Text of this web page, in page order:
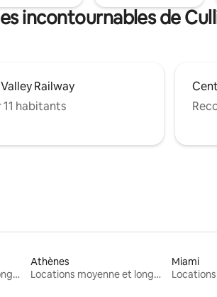
incontournables de
Railway
habitants
Locations moyenne et longue durée
Athènes
Locations moyenne et longue durée
Miami